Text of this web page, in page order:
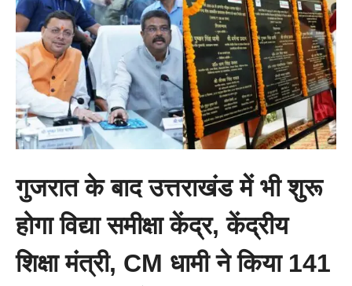
गुजरात के बाद उत्तराखंड में भी शुरू
होगा विद्या समीक्षा केंद्र, केंद्रीय
शिक्षा मंत्री, CM धामी ने किया 141